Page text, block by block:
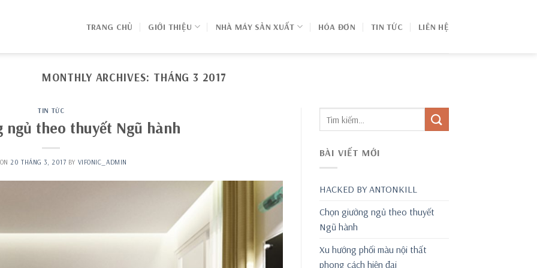
TRANG CHỦ GIỚI THIỆU NHÀ MÁY SẢN XUẤT HÓA ĐƠN TIN TỨC LIÊN HỆ
MONTHLY ARCHIVES: THÁNG 3 2017
TIN TỨC
ngủ theo thuyết Ngũ hành
20 THÁNG 3, 2017 BY VIFONIC_ADMIN
BÀI VIẾT MỚI
HACKED BY ANTONKILL
Chọn giường ngủ theo thuyết
Ngũ hành
Xu hướng phối màu nội thất
phong cách hiện đại